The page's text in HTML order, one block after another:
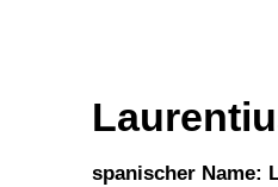
spanischer Name: